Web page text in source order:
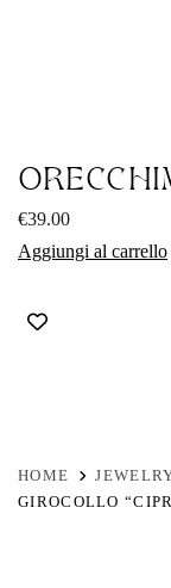
€39.00
Aggiungi al carrello
HOME
GIROCOLLO